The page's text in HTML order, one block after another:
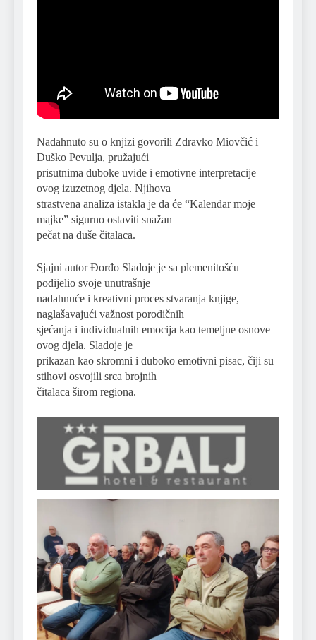
Nadahnuto su o knjizi govorili Zdravko Miovčić i
Duško Pevulja, pružajući
prisutnima duboke uvide i emotivne interpretacije
ovog izuzetnog djela. Njihova
strastvena analiza istakla je da će “Kalendar moje
majke” sigurno ostaviti snažan
pečat na duše čitalaca.
Sjajni autor Đorđo Sladoje je sa plemenitošću
podijelio svoje unutrašnje
nadahnuće i kreativni proces stvaranja knjige,
naglašavajući važnost porodičnih
sjećanja i individualnih emocija kao temeljne osnove
ovog djela. Sladoje je
prikazan kao skromni i duboko emotivni pisac, čiji su
stihovi osvojili srca brojnih
čitalaca širom regiona.